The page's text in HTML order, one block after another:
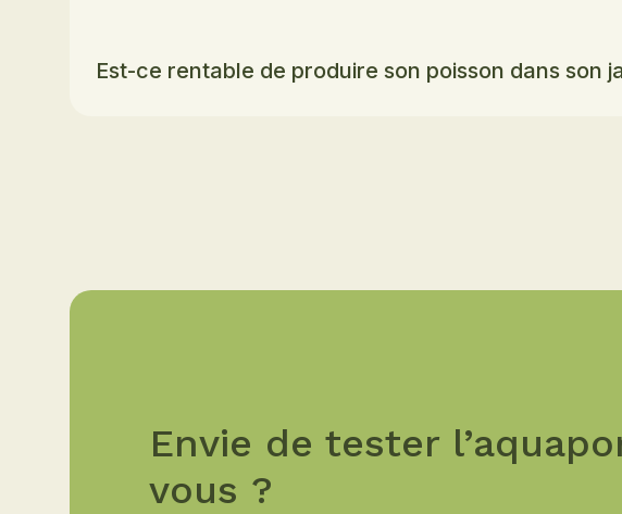
Est-ce rentable de produire son poisson dans son
Envie de tester
vous ?